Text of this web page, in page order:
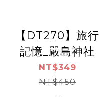
【DT270】旅行
記憶_嚴島神社
NT$349
NT$450